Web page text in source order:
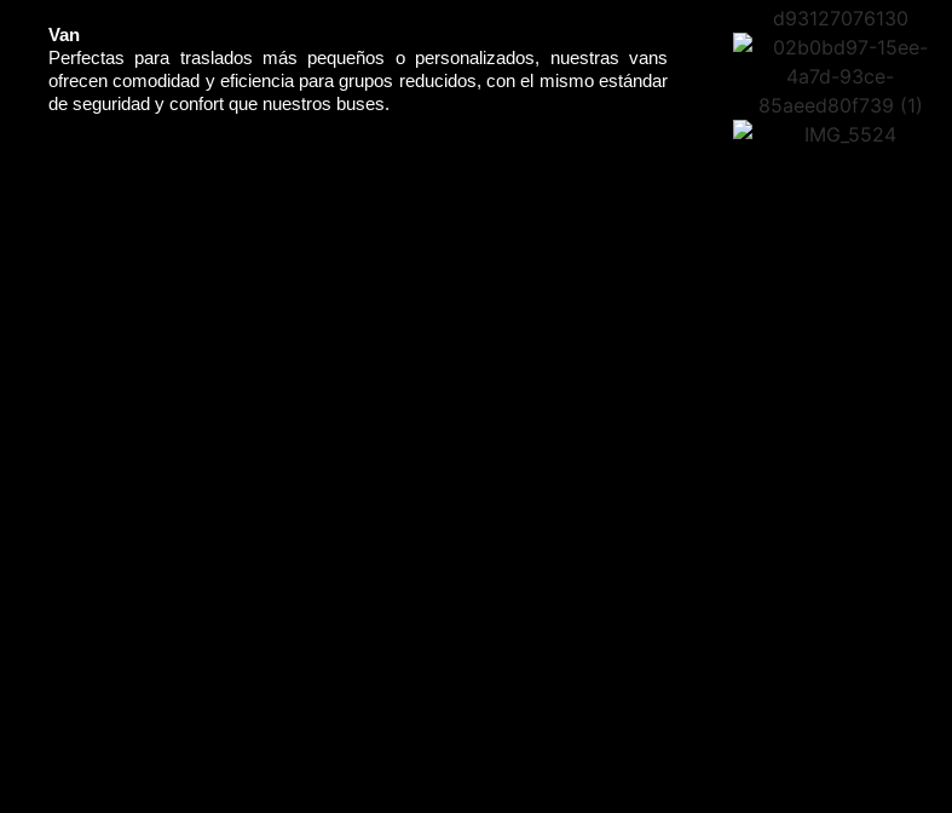
Van
Perfectas para traslados más pequeños o personalizados, nuestras vans
ofrecen comodidad y eficiencia para grupos reducidos, con el mismo estándar
de seguridad y confort que nuestros buses.